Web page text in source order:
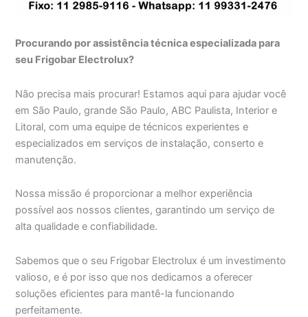
Procurando por assistência técnica especializada para
seu Frigobar Electrolux?
Não precisa mais procurar! Estamos aqui para ajudar você
em São Paulo, grande São Paulo, ABC Paulista, Interior e
Litoral, com uma equipe de técnicos experientes e
especializados em serviços de instalação, conserto e
manutenção.
Nossa missão é proporcionar a melhor experiência
possível aos nossos clientes, garantindo um serviço de
alta qualidade e confiabilidade.
Sabemos que o seu Frigobar Electrolux é um investimento
valioso, e é por isso que nos dedicamos a oferecer
soluções eficientes para mantê-la funcionando
perfeitamente.